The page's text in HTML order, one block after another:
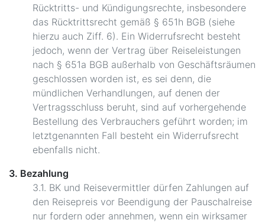
Rücktritts- und Kündigungsrechte, insbesondere
das Rücktrittsrecht gemäß § 651h BGB (siehe
hierzu auch Ziff. 6). Ein Widerrufsrecht besteht
jedoch, wenn der Vertrag über Reiseleistungen
nach § 651a BGB außerhalb von Geschäftsräumen
geschlossen worden ist, es sei denn, die
mündlichen Verhandlungen, auf denen der
Vertragsschluss beruht, sind auf vorhergehende
Bestellung des Verbrauchers geführt worden; im
letztgenannten Fall besteht ein Widerrufsrecht
ebenfalls nicht.
3. Bezahlung
3.1. BK und Reisevermittler dürfen Zahlungen auf
den Reisepreis vor Beendigung der Pauschalreise
nur fordern oder annehmen, wenn ein wirksamer